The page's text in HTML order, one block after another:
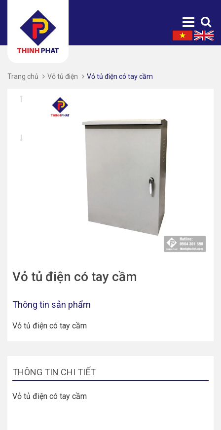
Trang chủ Vỏ tủ điện Vỏ tủ điện có tay cầm
Vỏ tủ điện có tay cầm
Thông tin sản phẩm
Vỏ tủ điện có tay cầm
THÔNG TIN CHI TIẾT
Vỏ tủ điện có tay cầm